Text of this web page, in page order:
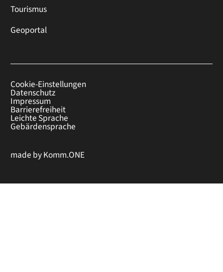
Tourismus
Geoportal
Cookie-Einstellungen
Datenschutz
Impressum
Barrierefreiheit
Leichte Sprache
Gebärdensprache
made byKomm.ONE